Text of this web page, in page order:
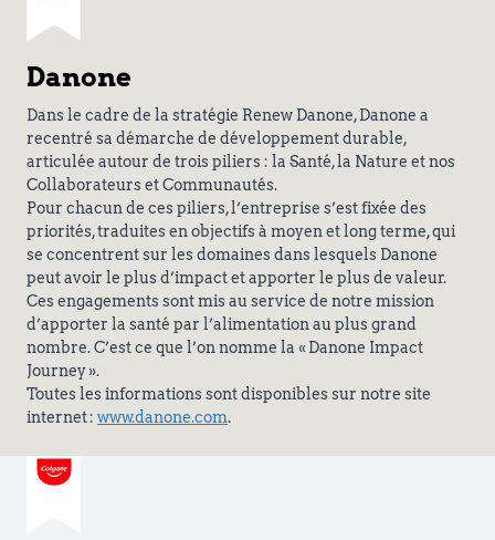
Danone
Dans le cadre de la stratégie Renew Danone, Danone a
recentré sa démarche de développement durable,
articulée autour de trois piliers : la Santé, la Nature et nos
Collaborateurs et Communautés.
Pour chacun de ces piliers, l’entreprise s’est fixée des
priorités, traduites en objectifs à moyen et long terme, qui
se concentrent sur les domaines dans lesquels Danone
peut avoir le plus d’impact et apporter le plus de valeur.
Ces engagements sont mis au service de notre mission
d’apporter la santé par l’alimentation au plus grand
nombre. C’est ce que l’on nomme la « Danone Impact
Journey ».
Toutes les informations sont disponibles sur notre site
internet : www.danone.com.